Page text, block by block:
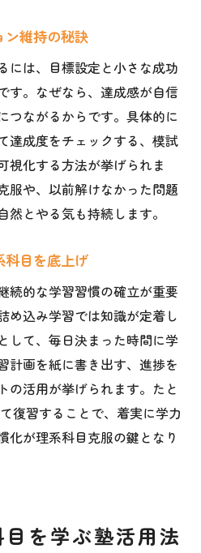
応が充実した塾の魅力
系科目の理解度を確認
強い講師を見極める方法
した模試活用のポイント
を効率的に伸ばす方法
した塾の選び方とは
向上へ最適な学習環境作り
系科目の自立学習を促進
管理と目標設定の秘訣
を実感できる塾の特徴
ン維持の秘訣
には、目標設定と小さな成功
す。なぜなら、達成感が自信
つながるからです。具体的に
達成度をチェックする、模試
視化する方法が挙げられま
服や、以前解けなかった問題
とやる気も持続します。
科目を底上げ
続的な学習習慣の確立が重要
め込み学習では知識が定着し
して、毎日決まった時間に学
計画を紙に書き出す、進捗を
の活用が挙げられます。たと
復習することで、着実に学力
化が理系科目克服の鍵となり
を学ぶ塾活用法